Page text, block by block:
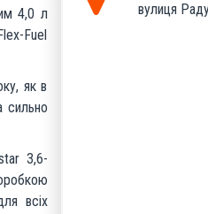
4,0 л
Fuel
як в
сильно
3,6-
всіх
вулиця